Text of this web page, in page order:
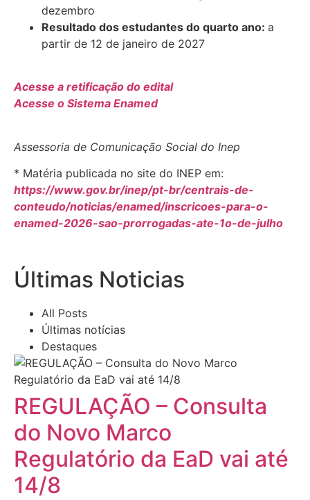
dezembro
Resultado dos estudantes do quarto ano: a
partir de 12 de janeiro de 2027
Acesse a retificação do edital
Acesse o Sistema Enamed
Assessoria de Comunicação Social do Inep
* Matéria publicada no site do INEP em:
https://www.gov.br/inep/pt-br/centrais-de-
conteudo/noticias/enamed/inscricoes-para-o-
enamed-2026-sao-prorrogadas-ate-1o-de-julho
Últimas Noticias
All Posts
Últimas notícias
Destaques
REGULAÇÃO – Consulta
do Novo Marco
Regulatório da EaD vai até
14/8